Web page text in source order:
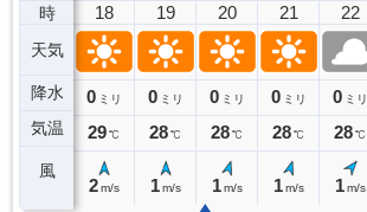
時
天気
降水
気温
風
17
0ミリ
29℃
18
0 ミリ
29℃
2 m/s
19
0 ミリ
28℃
1 m/s
20
0 ミリ
28℃
1 m/s
21
0 ミリ
28℃
1 m/s
22
0 ミリ
28℃
1 m/s